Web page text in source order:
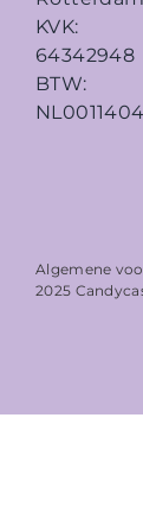
KVK:
64342948
BTW:
Algemene
2025